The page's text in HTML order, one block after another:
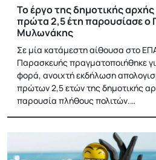
Το έργο της δημοτικής
πρώτα 2,5 έτη παρουσίασε ο
Μυλωνάκης
Σε μία κατάμεστη αίθουσα στο
Παρασκευής πραγματοποιήθηκε
φορά, ανοιχτή εκδήλωση
πρώτων 2,5 ετών της δημοτικής
παρουσία πλήθους πολιτών.…